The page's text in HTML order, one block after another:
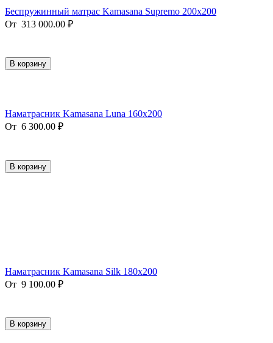
Беспружинный матрас Kamasana Supremo 200x200
От 313 000.00 ₽
В корзину
Наматрасник Kamasana Luna 160x200
От 6 300.00 ₽
В корзину
Наматрасник Kamasana Silk 180x200
От 9 100.00 ₽
В корзину